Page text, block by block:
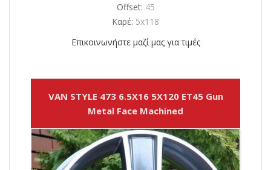
Offset: 45
Καρέ: 5x118
Επικοινωνήστε μαζί μας για τιμές
VAN STYLE 473 6.5X16 5X120 ET45 Gun
Metal Face Machined